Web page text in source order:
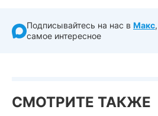
Подписывайтесь на нас в Макс
самое интересное
СМОТРИТЕ ТАКЖЕ